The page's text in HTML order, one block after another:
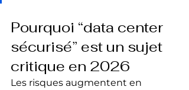
Pourquoi “data center
sécurisé” est un sujet
critique en 2026
Les risques augmentent en